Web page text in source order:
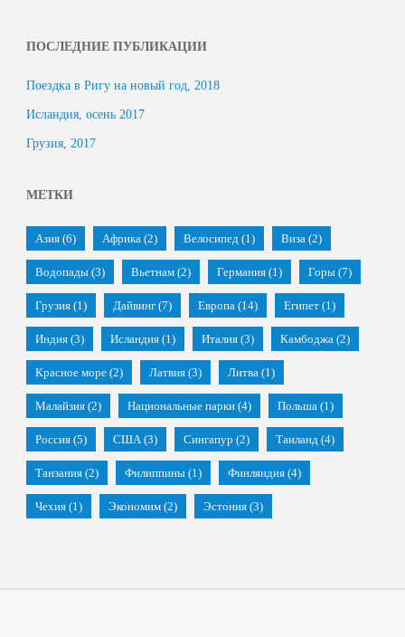
ПОСЛЕДНИЕ ПУБЛИКАЦИИ
Поездка в Ригу на новый год, 2018
Исландия, осень 2017
Грузия, 2017
МЕТКИ
Азия(6) Африка(2) Велосипед(1) Виза(2)
Водопады(3) Вьетнам(2) Германия(1) Горы(7)
Грузия(1) Дайвинг(7) Европа(14) Египет(1)
Индия(3) Исландия(1) Италия(3) Камбоджа(2)
Красное море(2) Латвия(3) Литва(1)
Малайзия(2) Национальные парки(4) Польша(1)
Россия(5) США(3) Сингапур (2) Таиланд(4)
Танзания(2) Филиппины(1) Финляндия(4)
Чехия(1) Экономим(2) Эстония(3)